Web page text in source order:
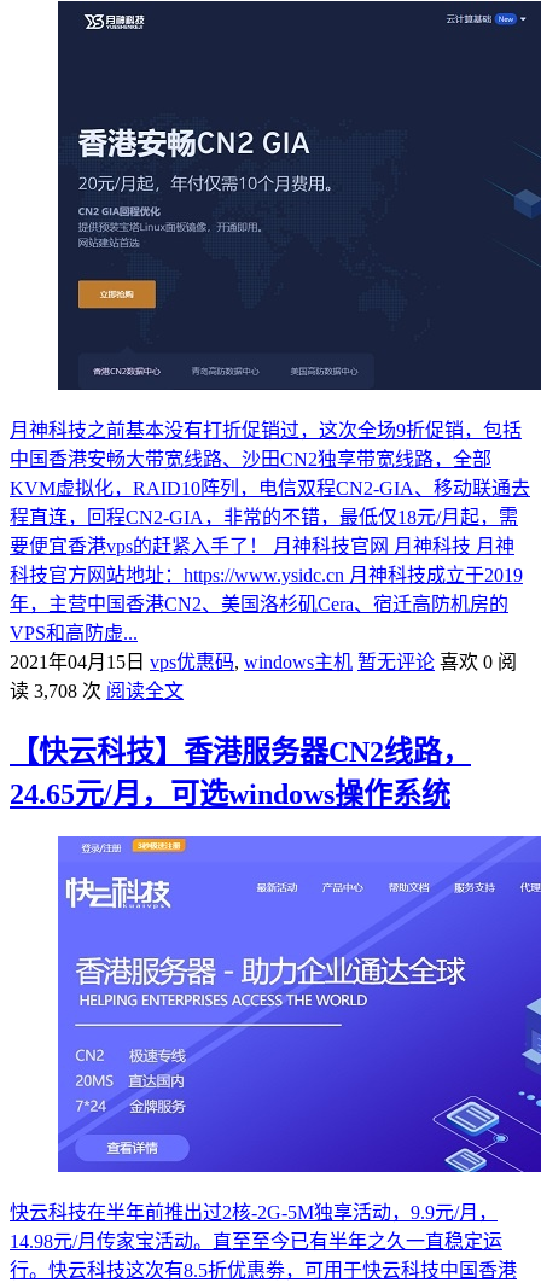
月神科技之前基本没有打折促销过，这次全场9折促销，包括
中国香港安畅大带宽线路、沙田CN2独享带宽线路，全部
KVM虚拟化，RAID10阵列，电信双程CN2-GIA、移动联通去
程直连，回程CN2-GIA，非常的不错，最低仅18元/月起，需
要便宜香港vps的赶紧入手了！ 月神科技官网 月神科技 月神
科技官方网站地址：https://www.ysidc.cn 月神科技成立于2019
年，主营中国香港CN2、美国洛杉矶Cera、宿迁高防机房的
VPS和高防虚...
2021年04月15日 vps优惠码, windows主机 暂无评论 喜欢 0 阅
读 3,708 次 阅读全文
【快云科技】香港服务器CN2线路，
24.65元/月，可选windows操作系统
快云科技在半年前推出过2核-2G-5M独享活动，9.9元/月，
14.98元/月传家宝活动。直至至今已有半年之久一直稳定运
行。快云科技这次有8.5折优惠劵，可用于快云科技中国香港